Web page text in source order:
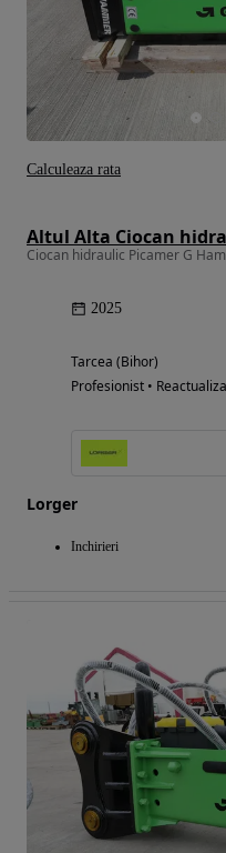
2025
Tarcea (Bihor)
Profesionist •
Lorger
Inchirieri
Calculeaza rata